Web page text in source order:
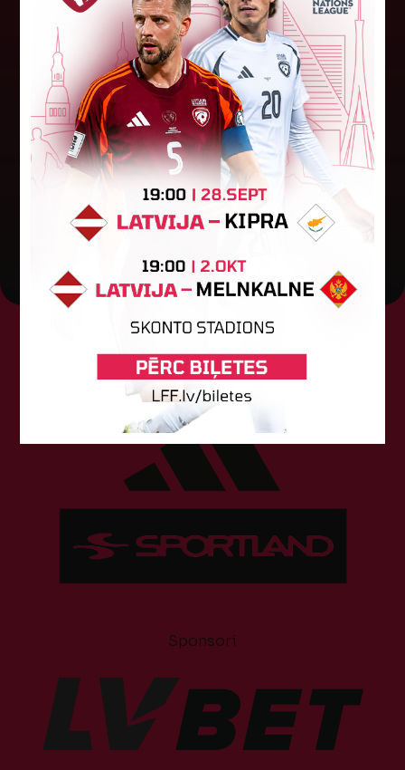
Dockaite uzvar sieviešu līgas
maija labākās spēlētājas
balsojumā
Lietuviete Dovile Dockaite (Dovilė Dockaitė) no
FK "Auda" komandas balsojumā atzīta par maija
mēneša labāko "LuckyBet" Sieviešu futbola līgas
spēlētāju. Četrās maija...
15. jūnijs 2026.
Tehniskais sponsors
Sponsori